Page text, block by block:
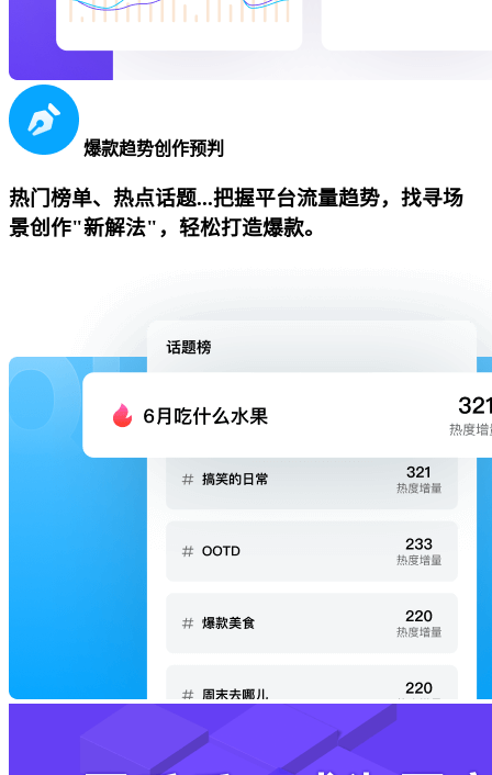
爆款趋势创作预判
热门榜单、热点话题...把握平台流量趋势，找寻场
景创作"新解法"，轻松打造爆款。